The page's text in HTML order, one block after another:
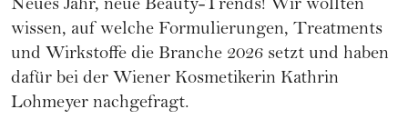
Neues Jahr, neue Beauty-Trends! Wir wollten
wissen, auf welche Formulierungen, Treatments
und Wirkstoffe die Branche 2026 setzt und haben
dafür bei der Wiener Kosmetikerin Kathrin
Lohmeyer nachgefragt.